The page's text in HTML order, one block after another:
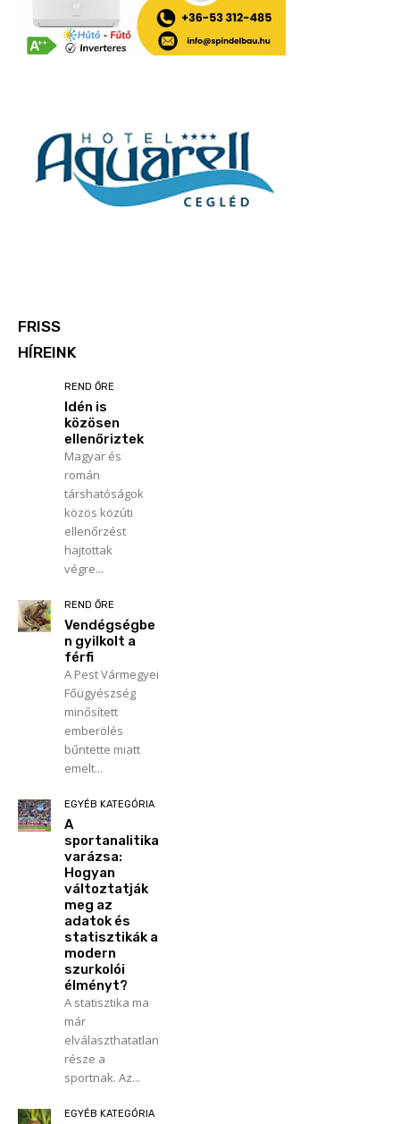
FRISS
HÍREINK
REND ŐRE
Idén is
közösen
ellenőriztek
Magyar és
román
társhatóságok
közös közúti
ellenőrzést
hajtottak
végre...
REND ŐRE
Vendégségbe
n gyilkolt a
férfi
A Pest Vármegyei
Főügyészség
minősített
emberölés
bűntette miatt
emelt...
EGYÉB KATEGÓRIA
A
sportanalitika
varázsa:
Hogyan
változtatják
meg az
adatok és
statisztikák a
modern
szurkolói
élményt?
A statisztika ma
már
elválaszthatatlan
része a
sportnak. Az...
EGYÉB KATEGÓRIA